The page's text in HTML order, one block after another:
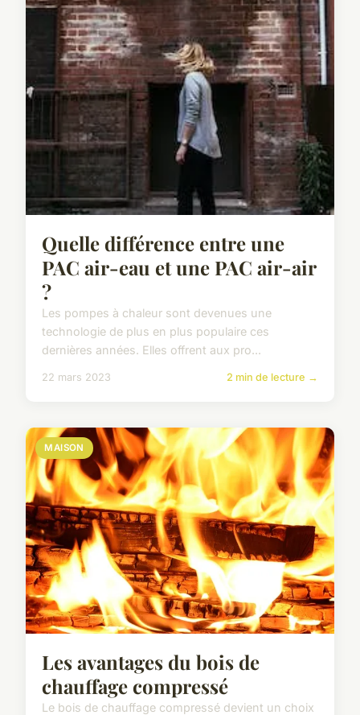
Quelle différence entre une
PAC air-eau et une PAC air-air
?
Les pompes à chaleur sont devenues une
technologie de plus en plus populaire ces
dernières années. Elles offrent aux pro...
22 mars 2023 2 min de lecture →
MAISON
Les avantages du bois de
chauffage compressé
Le bois de chauffage compressé devient un choix